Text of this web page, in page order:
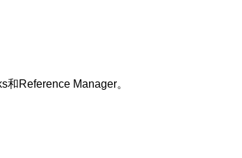
Reference Manager。